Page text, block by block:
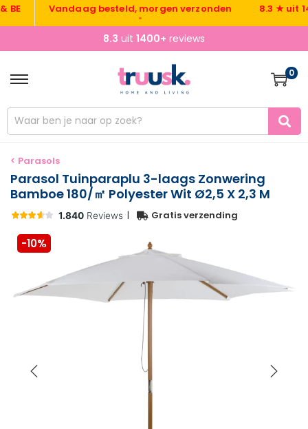
Vandaag besteld, morgen verzonden 8.3 ★ uit
8.3 uit 1400+ reviews
0
< Parasols
Parasol Tuinparaplu 3-laags Zonwering
Bamboe 180/㎡ Polyester Wit Ø2,5 X 2,3 M
| Gratis verzending
-10%